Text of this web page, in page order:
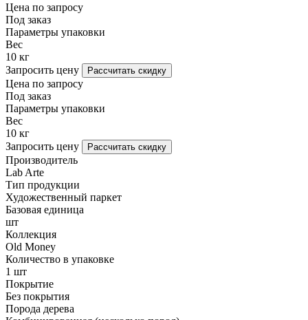
Цена по запросу
Под заказ
Параметры упаковки
Вес
10 кг
Запросить цену
Рассчитать скидку
Цена по запросу
Под заказ
Параметры упаковки
Вес
10 кг
Запросить цену
Рассчитать скидку
Производитель
Lab Arte
Тип продукции
Художественный паркет
Базовая единица
шт
Коллекция
Old Money
Количество в упаковке
1 шт
Покрытие
Без покрытия
Порода дерева